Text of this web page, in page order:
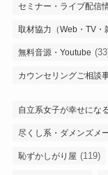
セミナー・ライブ配信
取材協力（Web・TV・
無料音源・Youtube
カウンセリングご相談
自立系女子が幸せにな
尽くし系・ダメンズメ
恥ずかしがり屋 (119)